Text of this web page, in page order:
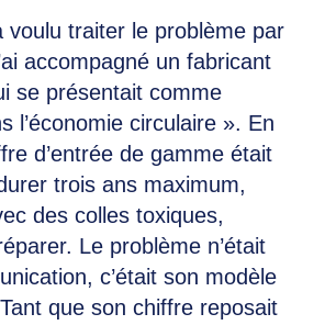
voulu traiter le problème par
accompagné un fabricant
se présentait comme
l’économie circulaire ». En
d’entrée de gamme était
trois ans maximum,
des colles toxiques,
Le problème n’était
c’était son modèle
que son chiffre reposait